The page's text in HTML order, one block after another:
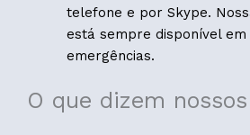
telefone e por Skype.
está sempre disponível em
emergências.
O que dizem